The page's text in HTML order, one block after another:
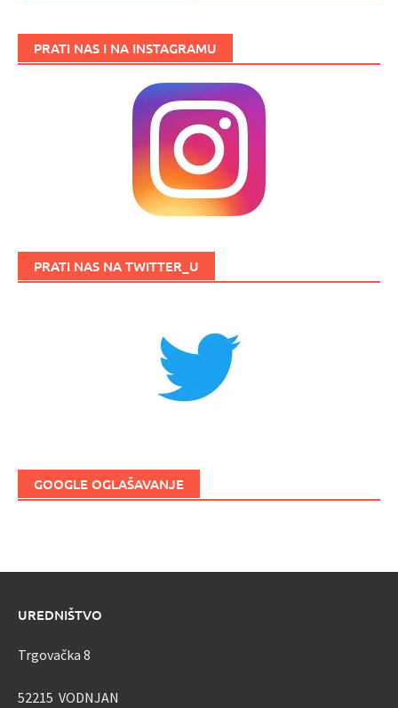
PRATI NAS I NA INSTAGRAMU
PRATI NAS NA TWITTER_U
GOOGLE OGLAŠAVANJE
UREDNIŠTVO
Trgovačka 8
52215 VODNJAN